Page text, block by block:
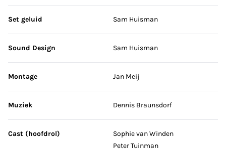
Set geluid Sam Huisman
Sound Design Sam Huisman
Montage Jan Meij
Muziek Dennis Braunsdorf
Cast (hoofdrol)
Sophie van Winden
Peter Tuinman